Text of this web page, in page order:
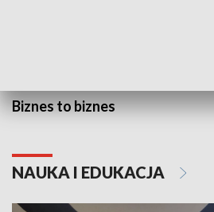
Biznes to biznes
NAUKA I EDUKACJA